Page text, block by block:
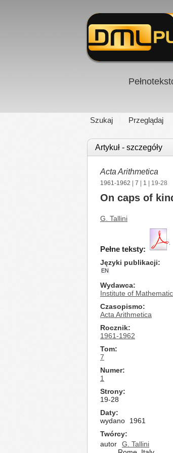
Szukaj Przeglądaj
Artykuł - szczegóły
Acta Arithmetica
1961-1962 7 1 | 19-28
On caps of
G. Tallini
Pełne teksty:
Języki publikacji
EN
Wydawca
Institute of
Czasopismo
Acta Arithmetica
Rocznik
1961-1962
Tom
7
Numer
1
Strony
19-28
Daty
wydano
1961
Twórcy
autor
G. Tallini